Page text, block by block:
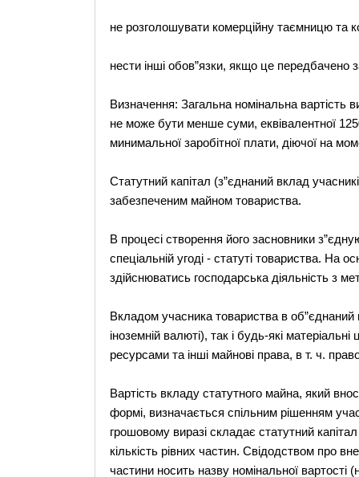
не розголошувати комерційну таємницю та
нести інші обов”язки, якщо це передбачено
Визначення: Загальна номінальна вартість
не може бути менше суми, еквівалентної
минимальної заробітної плати, діючої на
Статутний капітал (з”єднаний вклад
забезпеченим майном товариства.
В процесі створення його засновники
спеціальній угоді - статуті товариства. На
здійснюватись господарська діяльність з
Вкладом учасника товариства в об”єднаний
іноземній валюті), так і будь-які
ресурсами та інші майнові права, в т. ч.
Вартість вкладу статутного майна, який
формі, визначається спільним рішенням
грошовому виразі складає статутний
кількість рівних частин. Свідодством про
частини носить назву номінальної вартості